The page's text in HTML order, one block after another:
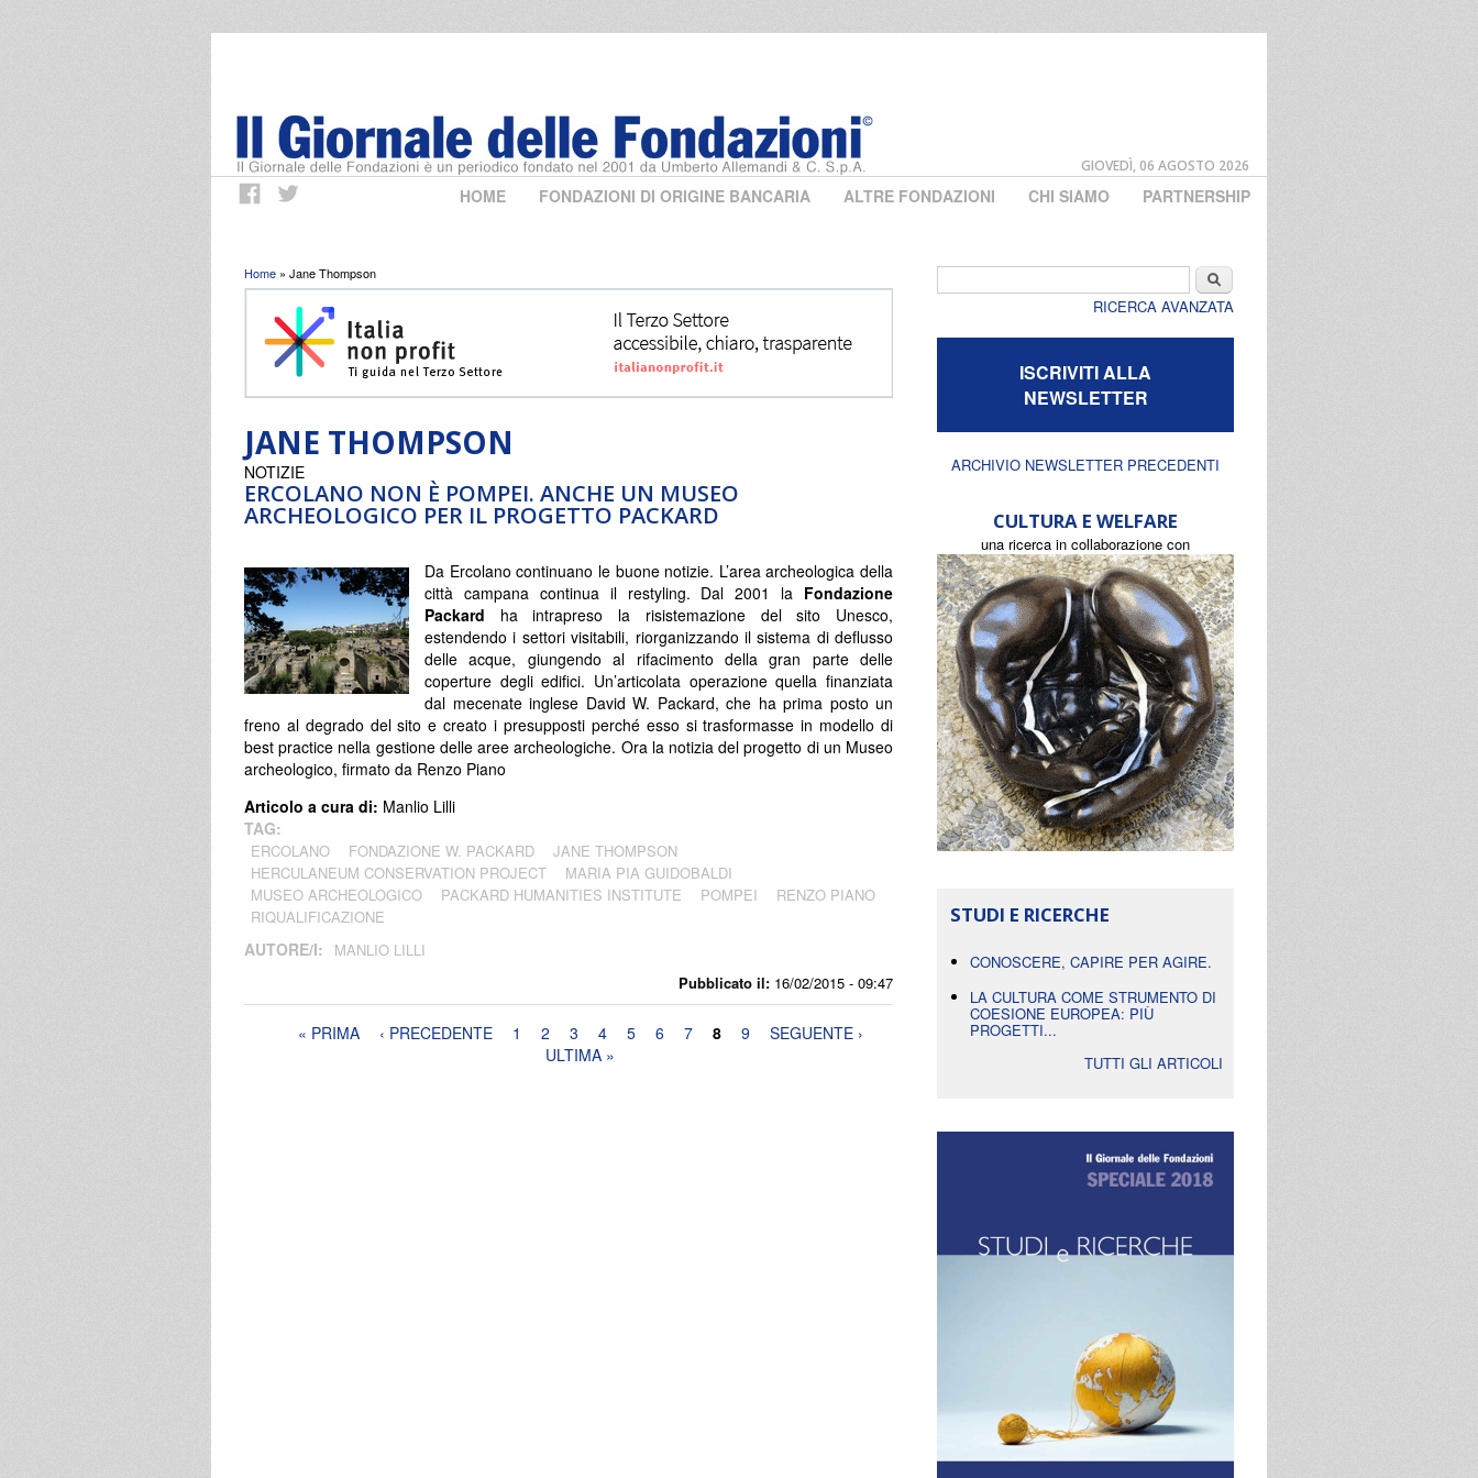
GIOVEDÌ, 06 AGOSTO 2026
HOME FONDAZIONI DI ORIGINE BANCARIA ALTRE FONDAZIONI CHI SIAMO PARTNERSHIP
Tu sei qui
Home » Jane Thompson
JANE THOMPSON
ERCOLANO NON È POMPEI. ANCHE UN MUSEO
ARCHEOLOGICO PER IL PROGETTO PACKARD
Pubblicato il: 16/02/2015 - 09:47
NOTIZIE
Da Ercolano continuano le buone notizie. L’area archeologica della
città campana continua il restyling. Dal 2001 la Fondazione
Packard ha intrapreso la risistemazione del sito Unesco,
estendendo i settori visitabili, riorganizzando il sistema di deflusso
delle acque, giungendo al rifacimento della gran parte delle
coperture degli edifici. Un’articolata operazione quella finanziata
dal mecenate inglese David W. Packard, che ha prima posto un
freno al degrado del sito e creato i presupposti perché esso si trasformasse in modello di
best practice nella gestione delle aree archeologiche. Ora la notizia del progetto di un Museo
archeologico, firmato da Renzo Piano
Articolo a cura di: Manlio Lilli
TAG:
ERCOLANO FONDAZIONE W. PACKARD
JANE THOMPSON
HERCULANEUM CONSERVATION PROJECT
MARIA PIA GUIDOBALDI
MUSEO ARCHEOLOGICO
PACKARD HUMANITIES INSTITUTE POMPEI
RENZO PIANO
RIQUALIFICAZIONE
AUTORE/I: MANLIO LILLI
Pagine« PRIMA ‹ PRECEDENTE 1 2 3 4 5 6 7 8 9
SEGUENTE ›
ULTIMA »
Cerca
RICERCA AVANZATA
ISCRIVITI ALLA
NEWSLETTER
ARCHIVIO NEWSLETTER PRECEDENTI
CULTURA E WELFARE
una ricerca in collaborazione con
STUDI E RICERCHE
CONOSCERE, CAPIRE PER AGIRE.
LA CULTURA COME STRUMENTO DI
COESIONE EUROPEA: PIÙ
PROGETTI...
TUTTI GLI ARTICOLI